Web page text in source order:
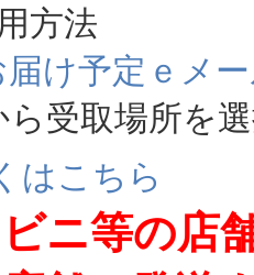
方法
届け予定ｅメ
ら受取場所を
はこちら
ニ等の店